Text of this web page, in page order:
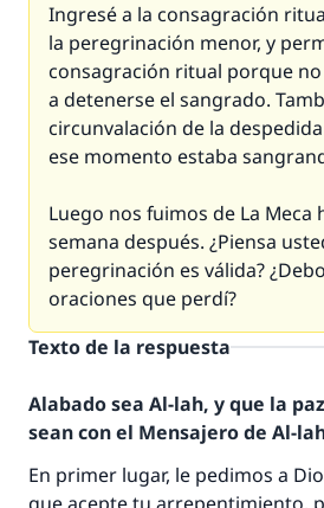
Ingresé a la consagración
la peregrinación menor, y
consagración ritual porque
a detenerse el sangrado.
circunvalación de la
ese momento estaba
Luego nos fuimos de La Meca
semana después. ¿Piensa
peregrinación es válida?
oraciones que perdí?
Texto de la respuesta
Alabado sea Al-lah, y que la
sean con el Mensajero de Al-
En primer lugar, le pedimos a